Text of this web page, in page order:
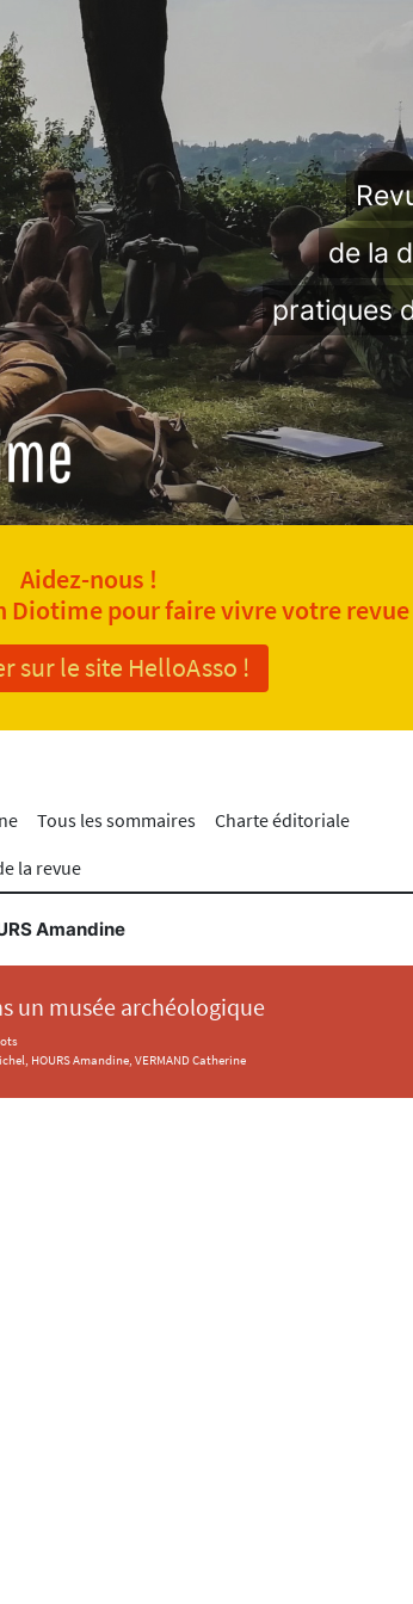
de la
pratiques
Aidez-nous !
Diotime pour faire vivre votre
sur le site HelloAsso !
Tous les sommaires
Charte éditoriale
la revue
Amandine
un musée archéologique
HOURS Amandine, VERMAND Catherine